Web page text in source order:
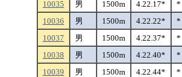
10035
男 1500m 4.22.17*
*
10036
男 1500m 4.22.22*
*
10037
男 1500m 4.22.37*
*
10038
男 1500m 4.22.40*
*
10039
男 1500m 4.22.44*
*